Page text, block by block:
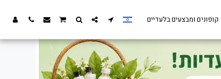
קופונים ומבצעים בלעדיים